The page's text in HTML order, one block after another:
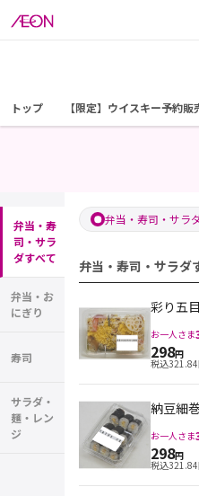
トップ 【限定】ウイスキー予約販
弁当・寿
司・サラ
ダすべて
弁当・お
にぎり
寿司
サラダ・
麺・レン
ジ
弁当・寿司・サラ
弁当・寿司・サラダ
彩り五
お一人さま
298円
税込321.84
納豆細
お一人さま
298円
税込321.84